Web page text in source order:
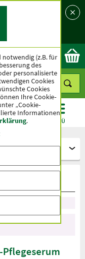
MENÜ
notwendig (z.B. für
des
personalisierte
Cookies
Cookies
Ihre Cookie-
„Cookie-
Informationen
.